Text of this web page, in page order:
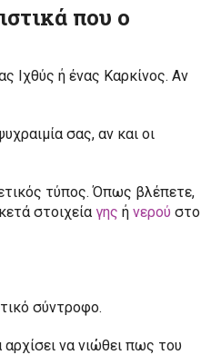
που ο
Ιχθύς ή ένας Καρκίνος. Αν
σας, αν και οι
τύπος. Όπως βλέπετε,
στοιχεία γης ή νερού στο
σύντροφο.
να νιώθει πως του